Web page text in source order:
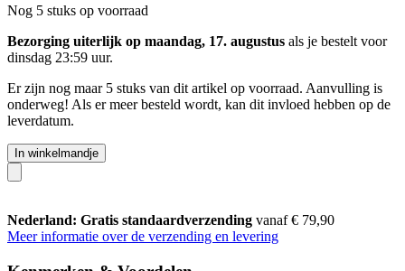
Nog 5 stuks op voorraad
Bezorging uiterlijk op maandag, 17. augustus als je bestelt voor
dinsdag 23:59 uur.
Er zijn nog maar 5 stuks van dit artikel op voorraad. Aanvulling is
onderweg! Als er meer besteld wordt, kan dit invloed hebben op de
leverdatum.
In winkelmandje
Nederland: Gratis standaardverzending vanaf € 79,90
Meer informatie over de verzending en levering